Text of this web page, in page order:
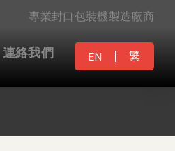
專業封口包裝機製造廠商
連絡我們 EN 繁